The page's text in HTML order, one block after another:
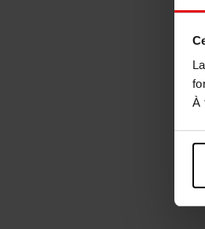
À